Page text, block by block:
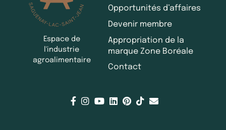
Espace de
l'industrie
agroalimentaire
Opportunités d’affaires
Devenir membre
Appropriation de la
marque Zone Boréale
Contact